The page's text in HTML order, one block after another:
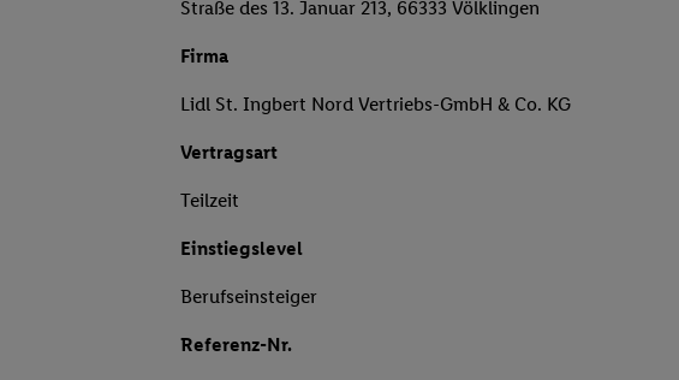
Straße des 13. Januar 213, 66333 Völklingen
Firma
Lidl St. Ingbert Nord Vertriebs-GmbH & Co. KG
Vertragsart
Teilzeit
Einstiegslevel
Berufseinsteiger
Referenz-Nr.